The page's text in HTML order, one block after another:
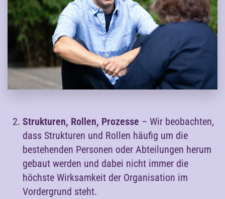
Strukturen, Rollen, Prozesse – Wir beobachten,
dass Strukturen und Rollen häufig um die
bestehenden Personen oder Abteilungen herum
gebaut werden und dabei nicht immer die
höchste Wirksamkeit der Organisation im
Vordergrund steht.